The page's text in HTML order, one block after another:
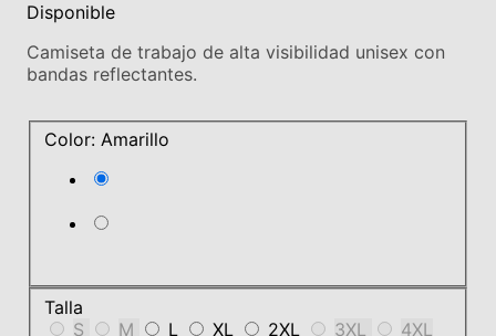
Disponible
Camiseta de trabajo de alta visibilidad unisex con
bandas reflectantes.
Color: Amarillo
Talla
S
M L XL 2XL 3XL 4XL